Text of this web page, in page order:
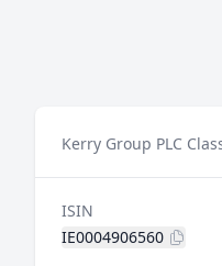
Kerry Group PLC
ISIN
IE0004906560